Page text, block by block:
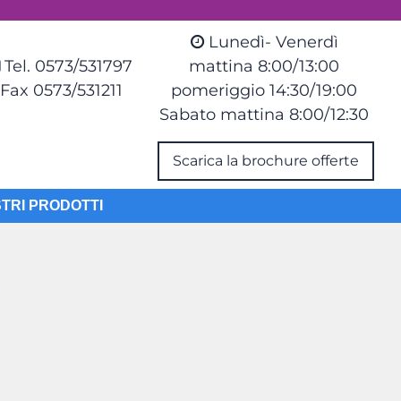
Tel. 0573/531797
Fax 0573/531211
Lunedì- Venerdì
mattina 8:00/13:00
pomeriggio 14:30/19:00
Sabato mattina 8:00/12:30
Scarica la brochure offerte
PRODOTTI